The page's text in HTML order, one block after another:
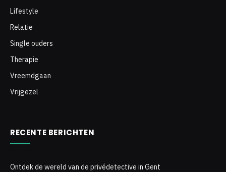
Lifestyle
Relatie
Single ouders
Therapie
Vreemdgaan
Vrijgezel
RECENTE BERICHTEN
Ontdek de wereld van de privédetective in Gent